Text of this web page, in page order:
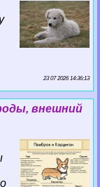
23 07 2026 14:36:13
внешний